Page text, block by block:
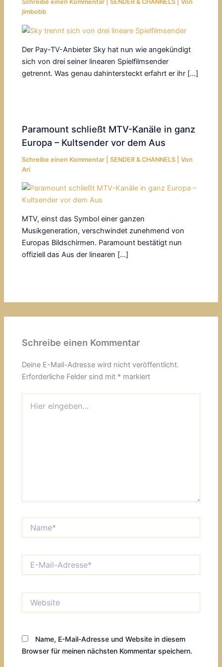
Schreibe einen Kommentar |SENDER & CHANNELS | Von
jimbobb
Der Pay-TV-Anbieter Sky hat nun wie angekündigt
sich von drei seiner linearen Spielfilmsender
getrennt. Was genau dahintersteckt erfahrt er ihr […]
Paramount schließt MTV-Kanäle in ganz
Europa – Kultsender vor dem Aus
Schreibe einen Kommentar |SENDER & CHANNELS | Von
Ari
MTV, einst das Symbol einer ganzen
Musikgeneration, verschwindet zunehmend von
Europas Bildschirmen. Paramount bestätigt nun
offiziell das Aus der linearen […]
Schreibe einen Kommentar
Deine E-Mail-Adresse wird nicht veröffentlicht.
Erforderliche Felder sind mit * markiert
eingeben…
Mail-
Name, E-Mail-Adresse und Website in diesem
Browser für meinen nächsten Kommentar speichern.